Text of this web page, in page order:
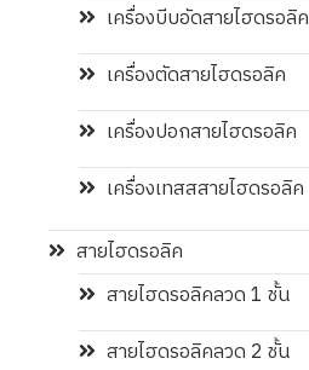
เครื่องบีบอัดสายไฮดรอลิค
เครื่องตัดสายไฮดรอลิค
เครื่องปอกสายไฮดรอลิค
เครื่องเทสสสายไฮดรอลิค
สายไฮดรอลิค
สายไฮดรอลิคลวด 1 ชั้น
สายไฮดรอลิคลวด 2 ชั้น